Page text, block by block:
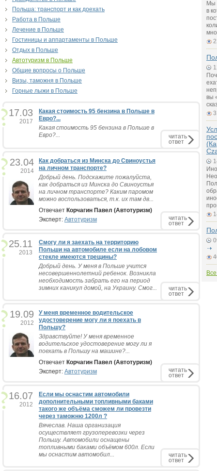
Польша: транспорт и как доехать
Работа в Польше
Лечение в Польше
Гостиницы и аппартаменты в Польше
Отдых в Польше
Автотуризм в Польше
Общие вопросы о Польше
Визы, таможня в Польше
Горные лыжи в Польше
17.03
2017
Какая стоимость 95 бензина в Польше в
Евро?...
Какая стоимость 95 бензина в Польше в
Евро?...
читать
ответ
23.04
2014
Как добраться из Минска до Свиноустья
на личном транспорте?
Добрый день. Подскажите пожалуйста,
как добраться из Минска до Свиноустья
на личном транспорте? Каким паромом
можно воспользоваться, т.к. их там дв...
Отвечает Корчагин Павел (Автотуризм)
Эксперт: Автотуризм читать
ответ
25.11
2013
Смогу ли я заехать на территорию
Польши на автомобиле если на лобовом
стекле имеются трещины?
Добрый день. У меня в Польше учится
несовершеннолетний ребенок. Возникла
необходимость забрать его на период
зимних каникул домой, на Украину. Смог...
читать
ответ
19.09
2012
У меня временное водительское
удостоверение могу ли я поехать в
Польшу?
Здравствуйте! У меня временное
водительское удостоверение могу ли я
поехать в Польшу на машине?...
Отвечает Корчагин Павел (Автотуризм)
Эксперт: Автотуризм читать
ответ
16.07
2012
Если мы оснастим автомобили
дополнительными топливными баками
такого же объёма сможем ли провезти
через таможню 1200л ?
Вячеслав. Наша организация
осуществляет грузоперевозки через
Польшу. Автомобили оснащены
топливными баками объёмом 600л. Если
мы оснастим автомобил...
читать
ответ
Мы
в
вы